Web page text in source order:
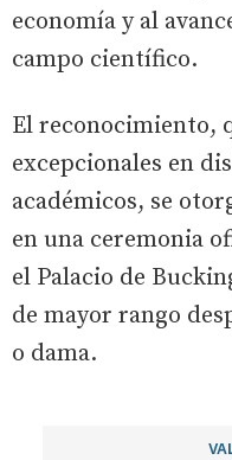
economía y al
campo científico.
El reconocimiento,
excepcionales en
académicos, se
en una ceremonia
el Palacio de
de mayor rango
o dama.